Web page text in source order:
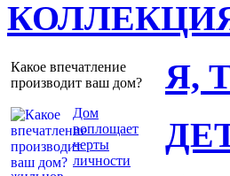
Какое впечатление
производит ваш дом?
Дом
воплощает
черты
личности
Я,